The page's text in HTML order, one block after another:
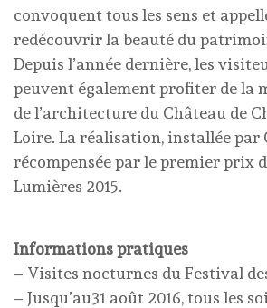
convoquent tous les sens et
redécouvrir la beauté du
Depuis l’année dernière, les
peuvent également profiter de la
de l’architecture du Château de
Loire. La réalisation, installée par
récompensée par le premier prix
Lumières 2015.
Informations pratiques
– Visites nocturnes du Festival
– Jusqu’au31 août 2016, tous les